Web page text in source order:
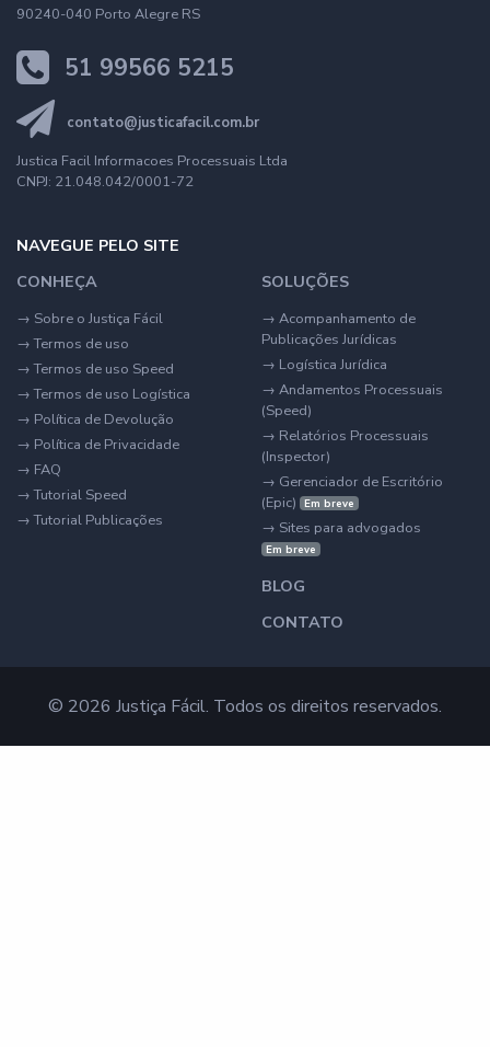
90240-040 Porto Alegre RS
51 99566 5215
contato@justicafacil.com.br
Justica Facil Informacoes Processuais Ltda
CNPJ: 21.048.042/0001-72
NAVEGUE PELO SITE
CONHEÇA
→ Sobre o Justiça Fácil
→Termos de uso
→Termos de uso Speed
→Termos de uso Logística
→ Política de Devolução
→ Política de Privacidade
→ FAQ
→Tutorial Speed
→Tutorial Publicações
SOLUÇÕES
→ Acompanhamento de
Publicações Jurídicas
→ Logística Jurídica
→ Andamentos Processuais
(Speed)
→ Relatórios Processuais
(Inspector)
→ Gerenciador de Escritório
(Epic)
Em breve
→ Sites para advogados
Em breve
BLOG
CONTATO
© 2026 Justiça Fácil. Todos os direitos reservados.